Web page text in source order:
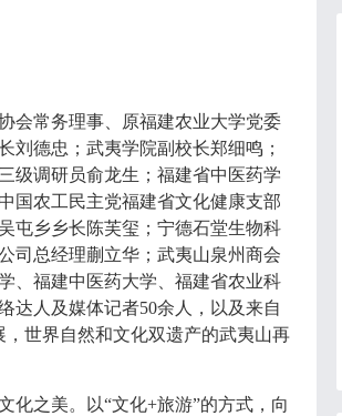
会常务理事、原福建农业大学党委
刘德忠；武夷学院副校长郑细鸣；
级调研员俞龙生；福建省中医药学
国农工民主党福建省文化健康支部
屯乡乡长陈芙玺；宁德石堂生物科
司总经理蒯立华；武夷山泉州商会
、福建中医药大学、福建省农业科
达人及媒体记者50余人，以及来自
世界自然和文化双遗产的武夷山再
化之美。以“文化+旅游”的方式，向